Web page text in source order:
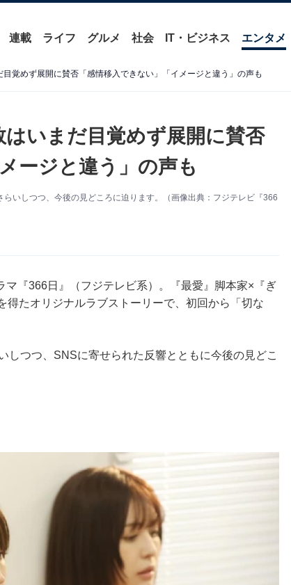
連載 ライフ グルメ 社会 IT・ビジネス エンタメ
覚めず展開に賛否「感情移入できない」「イメージと違う」の声も
いまだ目覚めず展開に賛否
ージと違う」の声も
いしつつ、今後の見どころに迫ります。（画像出典：フジテレビ『366
『366日』（フジテレビ系）。『最愛』脚本家×『ぎ
たオリジナルラブストーリーで、初回から「切な
つつ、SNSに寄せられた反響とともに今後の見どこ